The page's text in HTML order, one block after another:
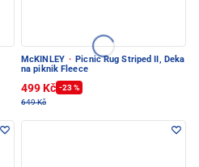
McKINLEY · Picnic Rug Striped II, Deka
na piknik Fleece
499 Kč -23 %
649 Kč